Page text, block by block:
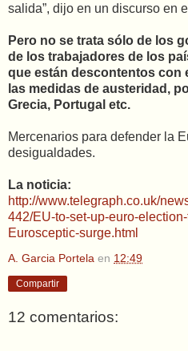
salida”, dijo en un discurso en
Pero no se trata sólo de los
de los trabajadores de los
que están descontentos con
las medidas de austeridad,
Grecia, Portugal etc.
Mercenarios para defender la
desigualdades.
La noticia:
http://www.telegraph.co.uk/
442/EU-to-set-up-euro-
Eurosceptic-surge.html
A. Garcia Portela en 12:49
Compartir
12 comentarios: